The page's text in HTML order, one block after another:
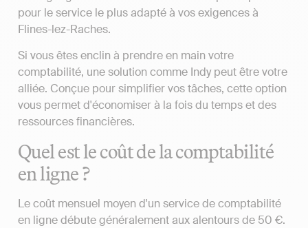
pour le service le plus adapté à vos exigences à
Flines-lez-Raches.
Si vous êtes enclin à prendre en main votre
comptabilité, une solution comme Indy peut être votre
alliée. Conçue pour simplifier vos tâches, cette option
vous permet d'économiser à la fois du temps et des
ressources financières.
Quel est le coût de la comptabilité
en ligne ?
Le coût mensuel moyen d'un service de comptabilité
en ligne débute généralement aux alentours de 50 €.